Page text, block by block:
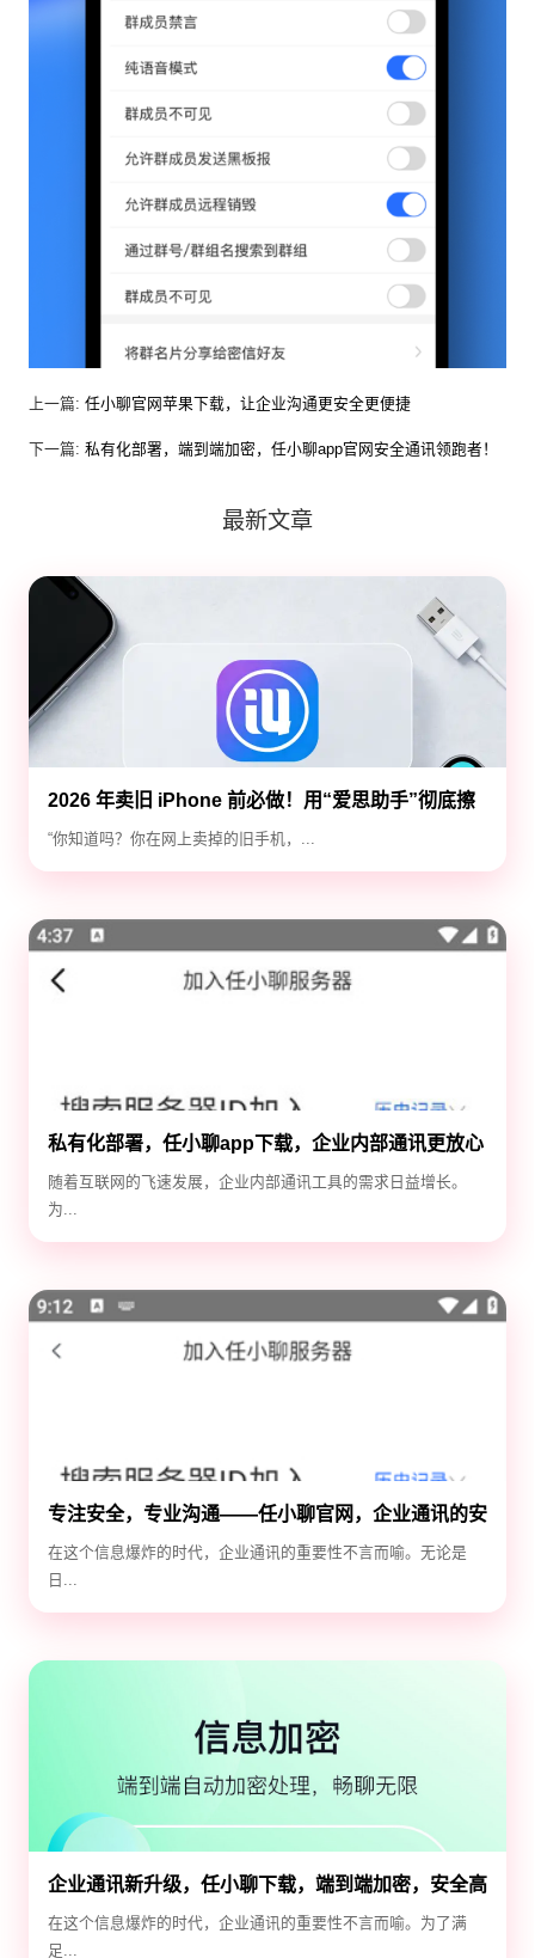
上一篇: 任小聊官网苹果下载，让企业沟通更安全更便捷
下一篇: 私有化部署，端到端加密，任小聊app官网安全通讯领跑者！
最新文章
2026 年卖旧 iPhone 前必做！用“爱思助手”彻底擦
除隐私，防止数据泄露
“你知道吗？你在网上卖掉的旧手机，...
私有化部署，任小聊app下载，企业内部通讯更放心
随着互联网的飞速发展，企业内部通讯工具的需求日益增长。
为...
专注安全，专业沟通——任小聊官网，企业通讯的安
全守护神
在这个信息爆炸的时代，企业通讯的重要性不言而喻。无论是
日...
企业通讯新升级，任小聊下载，端到端加密，安全高
效！
在这个信息爆炸的时代，企业通讯的重要性不言而喻。为了满
足...